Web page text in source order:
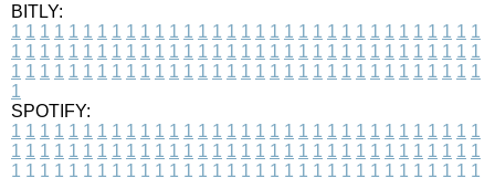
BITLY:
1 1 1 1 1 1 1 1 1 1 1 1 1 1 1 1 1 1 1 1 1 1 1 1 1 1 1 1 1 1 1 1 1
1 1 1 1 1 1 1 1 1 1 1 1 1 1 1 1 1 1 1 1 1 1 1 1 1 1 1 1 1 1 1 1 1
1 1 1 1 1 1 1 1 1 1 1 1 1 1 1 1 1 1 1 1 1 1 1 1 1 1 1 1 1 1 1 1 1
1
SPOTIFY:
1 1 1 1 1 1 1 1 1 1 1 1 1 1 1 1 1 1 1 1 1 1 1 1 1 1 1 1 1 1 1 1 1
1 1 1 1 1 1 1 1 1 1 1 1 1 1 1 1 1 1 1 1 1 1 1 1 1 1 1 1 1 1 1 1 1
1 1 1 1 1 1 1 1 1 1 1 1 1 1 1 1 1 1 1 1 1 1 1 1 1 1 1 1 1 1 1 1 1